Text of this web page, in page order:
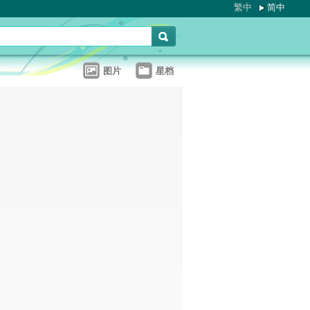
繁中 简中
图片 星档